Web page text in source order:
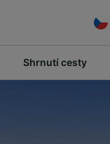
Shrnutí cesty